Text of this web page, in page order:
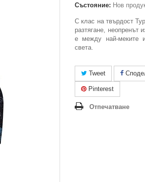
Състояние: Нов
С клас на твърдост
разтягане, неопренът
е между най-меките
света.
Tweet
Pinterest
Отпечатване